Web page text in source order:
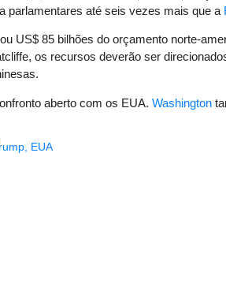
parlamentares até seis vezes mais que a
US$ 85 bilhões do orçamento norte-
os recursos deverão ser
aberto com os EUA. Washington
EUA